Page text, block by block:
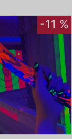
-11 %